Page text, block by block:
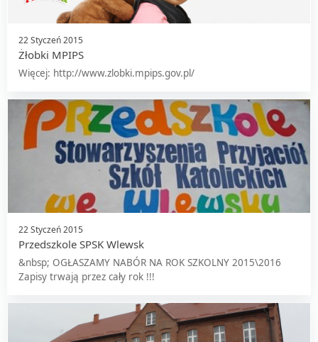
22 Styczeń 2015
Żłobki MPIPS
Więcej: http://www.zlobki.mpips.gov.pl/
22 Styczeń 2015
Przedszkole SPSK Wlewsk
&nbsp; OGŁASZAMY NABÓR NA ROK SZKOLNY 2015\2016
Zapisy trwają przez cały rok !!!